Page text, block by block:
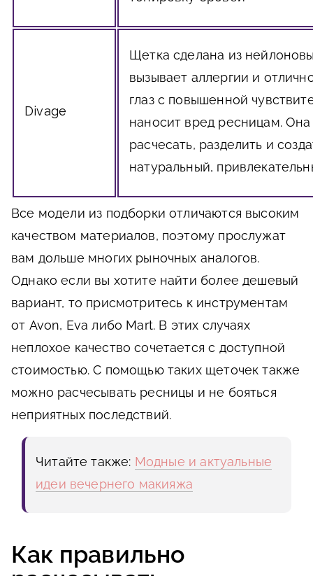
Divage
Щетка сделана из
вызывает аллергии и
глаз с повышенной
наносит вред ресницам.
расчесать, разделить и
натуральный,
Все модели из подборки отличаются высоким
качеством материалов, поэтому прослужат
вам дольше многих рыночных аналогов.
Однако если вы хотите найти более дешевый
вариант, то присмотритесь к инструментам
от Avon, Eva либо Mart. В этих случаях
неплохое качество сочетается с доступной
стоимостью. С помощью таких щеточек также
можно расчесывать ресницы и не бояться
неприятных последствий.
Читайте также: Модные и актуальные
идеи вечернего макияжа
Как правильно